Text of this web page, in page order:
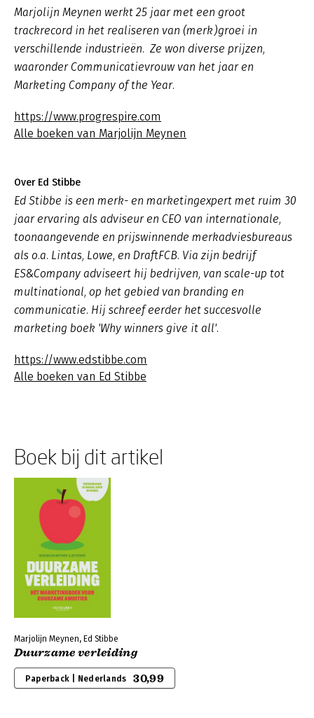
Marjolijn Meynen werkt 25 jaar met een groot
trackrecord in het realiseren van (merk)groei in
verschillende industrieën. Ze won diverse prijzen,
waaronder Communicatievrouw van het jaar en
Marketing Company of the Year.
https://www.progrespire.com
Alle boeken van Marjolijn Meynen
Over Ed Stibbe
Ed Stibbe is een merk- en marketingexpert met ruim 30
jaar ervaring als adviseur en CEO van internationale,
toonaangevende en prijswinnende merkadviesbureaus
als o.a. Lintas, Lowe, en DraftFCB. Via zijn bedrijf
ES&Company adviseert hij bedrijven, van scale-up tot
multinational, op het gebied van branding en
communicatie. Hij schreef eerder het succesvolle
marketing boek 'Why winners give it all'.
https://www.edstibbe.com
Alle boeken van Ed Stibbe
Boek bij dit artikel
Marjolijn Meynen, Ed Stibbe
Duurzame verleiding
Paperback | Nederlands 30,99